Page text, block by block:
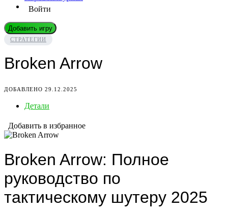
Войти
Добавить игру
СТРАТЕГИИ
Broken Arrow
ДОБАВЛЕНО 29.12.2025
Детали
Добавить в избранное
Broken Arrow: Полное
руководство по
тактическому шутеру 2025